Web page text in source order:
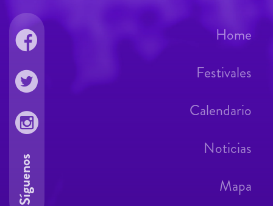
Home
Festivales
Calendario
Noticias
Mapa
Síguenos